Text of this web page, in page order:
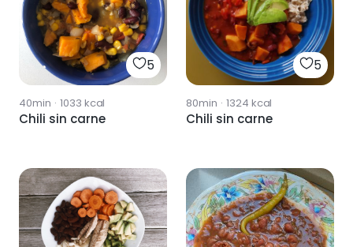
5
40min · 1033 kcal
Chili sin carne
5
80min · 1324 kcal
Chili sin carne